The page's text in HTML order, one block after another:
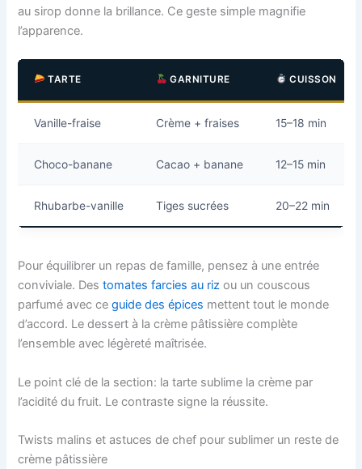
au sirop donne la brillance. Ce geste simple magnifie
l’apparence.
TARTE GARNITURE CUISSON
Vanille-fraise Crème + fraises 15–18 min
Choco-banane Cacao + banane 12–15 min
Rhubarbe-vanille Tiges sucrées 20–22 min
Pour équilibrer un repas de famille, pensez à une entrée
conviviale. Destomates farcies au riz ou un couscous
parfumé avec ceguide des épices mettent tout le monde
d’accord. Le dessert à la crème pâtissière complète
l’ensemble avec légèreté maîtrisée.
Le point clé de la section: la tarte sublime la crème par
l’acidité du fruit. Le contraste signe la réussite.
Twists malins et astuces de chef pour sublimer un reste de
crème pâtissière